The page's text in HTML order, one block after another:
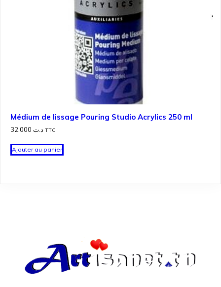
Médium de lissage Pouring Studio Acrylics 250 ml
د.ت TTC
Ajouter au panier